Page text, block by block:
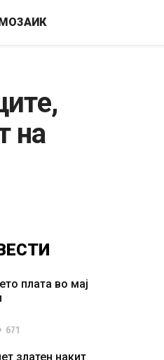
на
плата во мај
671
златен накит